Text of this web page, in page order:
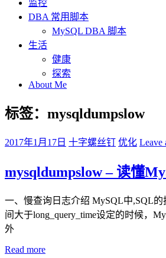
监控
DBA 常用脚本
MySQL DBA 脚本
生活
健康
探索
About Me
标签：mysqldumpslow
2017年1月17日 十字螺丝钉 优化 Leave
mysqldumpslow – 读懂
一、慢查询日志介绍 MySQL中,SQL
间大于long_query_time设定的时候，
外
Read more